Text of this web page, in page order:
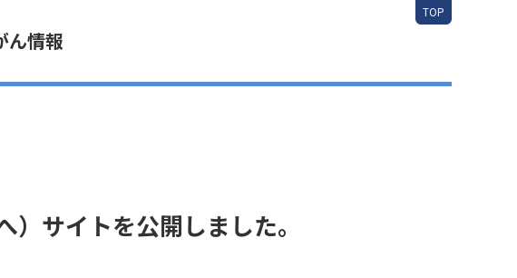
ん情報
TOP
サイトを公開しました。